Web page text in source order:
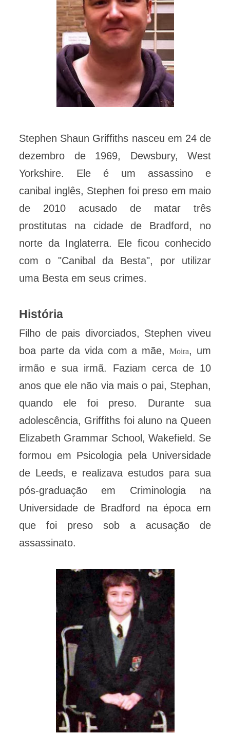
Stephen Shaun Griffiths nasceu em 24 de
dezembro de 1969, Dewsbury, West
Yorkshire. Ele é um assassino e
canibal inglês, Stephen foi preso em maio
de 2010 acusado de matar três
prostitutas na cidade de Bradford, no
norte da Inglaterra. Ele ficou conhecido
com o "Canibal da Besta", por utilizar
uma Besta em seus crimes.
História
Filho de pais divorciados, Stephen viveu
boa parte da vida com a mãe,Moira, um
irmão e sua irmã. Faziam cerca de 10
anos que ele não via mais o pai, Stephan,
quando ele foi preso. Durante sua
adolescência, Griffiths foi aluno na Queen
Elizabeth Grammar School, Wakefield. Se
formou em Psicologia pela Universidade
de Leeds, e realizava estudos para sua
pós-graduação em Criminologia na
Universidade de Bradford na época em
que foi preso sob a acusação de
assassinato.